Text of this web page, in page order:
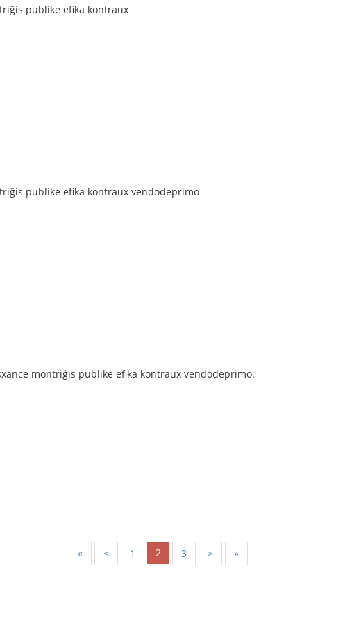
publike efika kontraux
publike efika kontraux vendodeprimo
montriĝis publike efika kontraux vendodeprimo.
« < 1 2 3 > »